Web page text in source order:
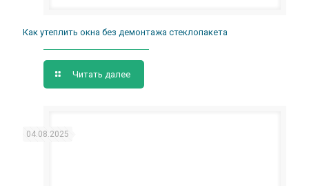
Как утеплить окна без демонтажа стеклопакета
Читать далее
04.08.2025